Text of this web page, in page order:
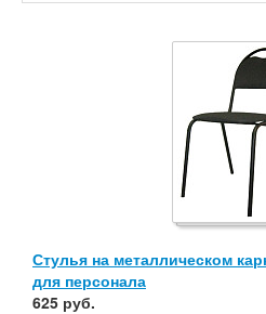
Применить
Стулья на металлическом
для персонала
625 руб.